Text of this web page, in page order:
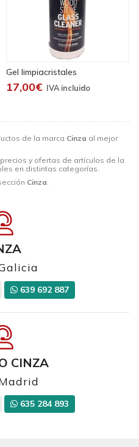
de la marca Cinza al mejor
y ofertas de artículos de la
en distintas categorías.
Cinza
Gel limpiacristales
17,00€
639 692 887
CINZA
635 284 893